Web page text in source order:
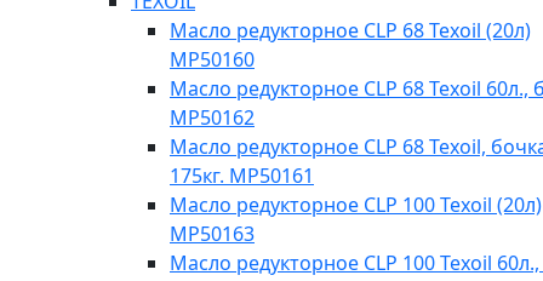
Масло редукторное CLP 68 Texoil (20л)
MP50160
Масло редукторное CLP 68 Texoil 60л.,
MP50162
Масло редукторное CLP 68 Texoil,
175кг. MP50161
Масло редукторное CLP 100 Texoil (20л)
MP50163
Масло редукторное CLP 100 Texoil